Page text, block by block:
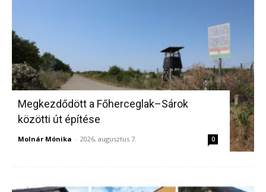
Megkezdődött a Főherceglak–Sárok
közötti út építése
Molnár Mónika - 2026, augusztus 7. 0